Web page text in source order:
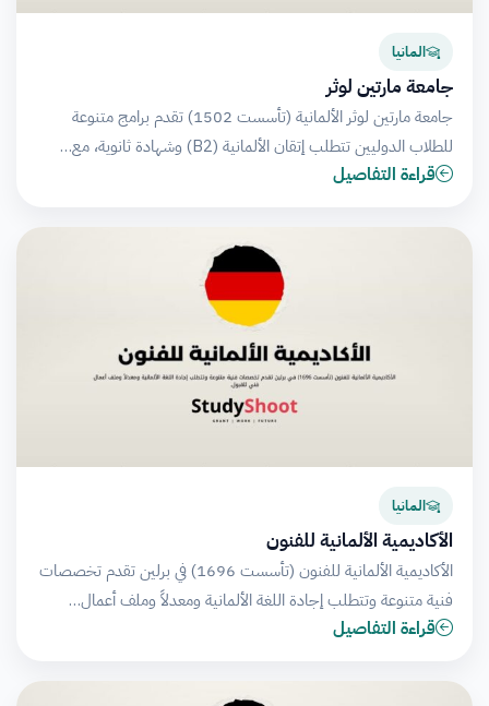
المانيا
جامعة مارتين لوثر
جامعة مارتين لوثر الألمانية (تأسست 1502) تقدم برامج متنوعة
للطلاب الدوليين تتطلب إتقان الألمانية (B2) وشهادة ثانوية، مع…
قراءة التفاصيل
المانيا
الأكاديمية الألمانية للفنون
الأكاديمية الألمانية للفنون (تأسست 1696) في برلين تقدم تخصصات
فنية متنوعة وتتطلب إجادة اللغة الألمانية ومعدلاً وملف أعمال…
قراءة التفاصيل